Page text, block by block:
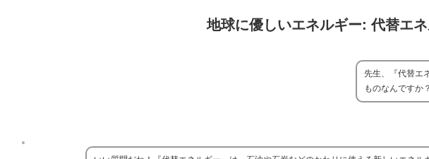
地球に優しいエネルギー: 代替エ
先生、『代替エ
ものなんですか？